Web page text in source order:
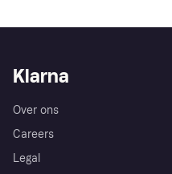
Klarna
Over ons
Careers
Legal